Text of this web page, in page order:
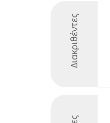
Διακριθέντες